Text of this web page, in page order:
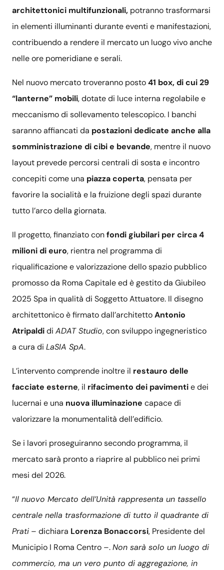
architettonici multifunzionali, potranno trasformarsi
in elementi illuminanti durante eventi e manifestazioni,
contribuendo a rendere il mercato un luogo vivo anche
nelle ore pomeridiane e serali.
Nel nuovo mercato troveranno posto41 box, di cui 29
“lanterne” mobili, dotate di luce interna regolabile e
meccanismo di sollevamento telescopico. I banchi
saranno affiancati da postazioni dedicate anche alla
somministrazione di cibi e bevande, mentre il nuovo
layout prevede percorsi centrali di sosta e incontro
concepiti come una piazza coperta, pensata per
favorire la socialità e la fruizione degli spazi durante
tutto l’arco della giornata.
Il progetto, finanziato confondi giubilari per circa 4
milioni di euro, rientra nel programma di
riqualificazione e valorizzazione dello spazio pubblico
promosso da Roma Capitale ed è gestito da Giubileo
2025 Spa in qualità di Soggetto Attuatore. Il disegno
architettonico è firmato dall’architettoAntonio
Atripaldidi ADAT Studio, con sviluppo ingegneristico
a cura di LaSIA SpA.
L’intervento comprende inoltre il restauro delle
facciate esterne, il rifacimento dei pavimentie dei
lucernai e una nuova illuminazione capace di
valorizzare la monumentalità dell’edificio.
Se i lavori proseguiranno secondo programma, il
mercato sarà pronto a riaprire al pubblico nei primi
mesi del 2026.
“Il nuovo Mercato dell’Unità rappresenta un tassello
centrale nella trasformazione di tutto il quadrante di
Prati – dichiara Lorenza Bonaccorsi, Presidente del
Municipio I Roma Centro –.Non sarà solo un luogo di
commercio, ma un vero punto di aggregazione, in